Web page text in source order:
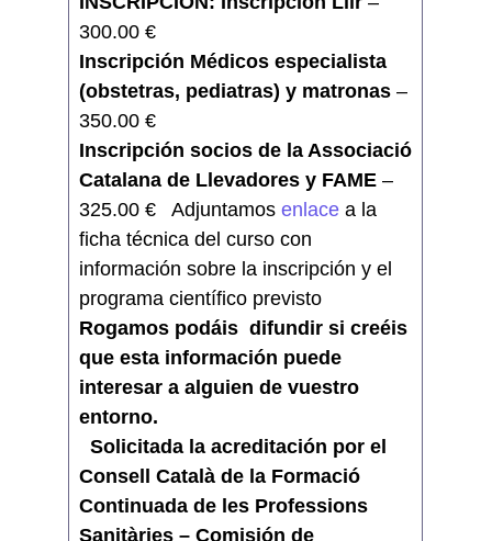
300.00 €
Inscripción Médicos especialista
(obstetras, pediatras) y matronas –
350.00 €
Inscripción socios de la Associació
Catalana de Llevadores y FAME –
325.00 € Adjuntamosenlace a la
ficha técnica del curso con
información sobre la inscripción y el
programa científico previsto
Rogamos podáis difundir si creéis
que esta información puede
interesar a alguien de vuestro
entorno.
Solicitada la acreditación por el
Consell Català de la Formació
Continuada de les Professions
Sanitàries – Comisión de